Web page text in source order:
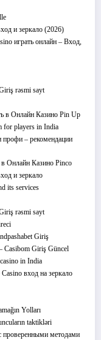
и зеркало (2026)
играть онлайн – Вход,
rəsmi sayt
в Онлайн Казино Pin Up
for players in India
профи – рекомендации
Онлайн Казино Pinco
и зеркало
its services
rəsmi sayt
Giriş
Casibom Giriş Güncel
in India
вход на зеркало
Yolları
taktikləri
проверенными методами